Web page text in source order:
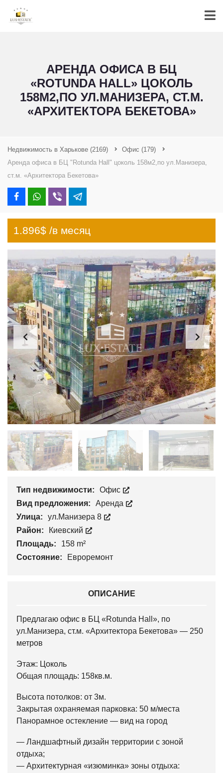
АРЕНДА ОФИСА В БЦ
«ROTUNDA НALL» ЦОКОЛЬ
158М2,ПО УЛ.МАНИЗЕРА, СТ.М.
«АРХИТЕКТОРА БЕКЕТОВА»
Недвижимость в Харькове (2169) Офис (179)
Аренда офиса в БЦ "Rotunda Нall" цоколь 158м2,по ул.Манизера,
ст.м. «Архитектора Бекетова»
1.896$ /в месяц
Тип недвижимости:
Офис
Вид предложения:
Аренда
Улица:
ул.Манизера 8
Район:
Киевский
Площадь:
158 m²
Состояние:
Евроремонт
ОПИСАНИЕ
Предлагаю офис в БЦ «Rotunda Нall», по
ул.Манизера, ст.м. «Архитектора Бекетова» — 250
метров
Этаж: Цоколь
Общая площадь: 158кв.м.
Высота потолков: от 3м.
Закрытая охраняемая парковка: 50 м/места
Панорамное остекление — вид на город
— Ландшафтный дизайн территории с зоной
отдыха;
— Архитектурная «изюминка» зоны отдыха: